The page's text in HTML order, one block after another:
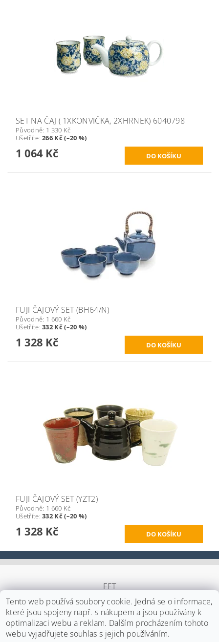
SET NA ČAJ ( 1XKONVIČKA, 2XHRNEK) 6040798
Původně: 1 330 Kč
Ušetříte:266 Kč (–20 %)
1 064 Kč
FUJI ČAJOVÝ SET (BH64/N)
Původně: 1 660 Kč
Ušetříte:332 Kč (–20 %)
1 328 Kč
FUJI ČAJOVÝ SET (YZT2)
Původně: 1 660 Kč
Ušetříte:332 Kč (–20 %)
1 328 Kč
EET
2026 ©Japa Foods s.r.o. , všechna práva vyhrazenaUpravit nastavení cookies
Vytvořil Shoptet
Tento web používá soubory cookie. Jedná se o informace,
které jsou spojeny např. s nákupem a jsou používány k
optimalizaci webu a reklam. Dalším procházením tohoto
webu vyjadřujete souhlas s jejich používáním.